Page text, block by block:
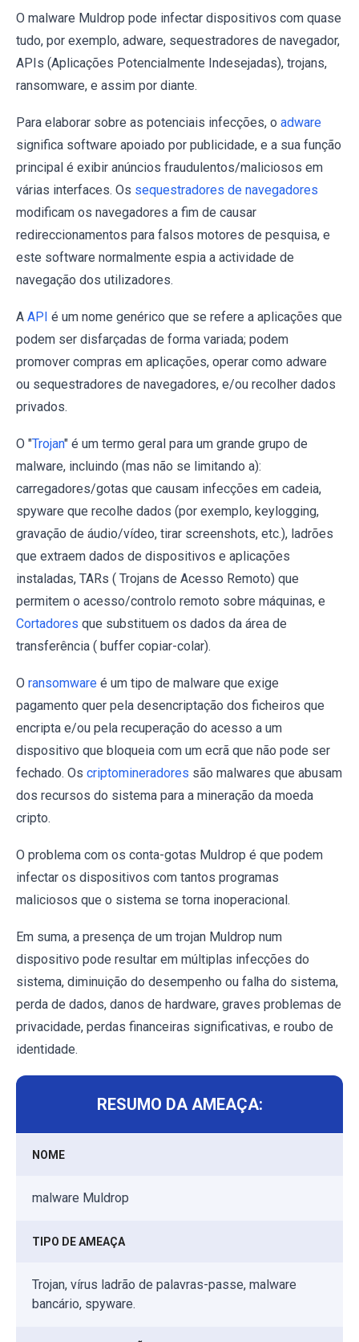
O malware Muldrop pode infectar dispositivos com quase
tudo, por exemplo, adware, sequestradores de navegador,
APIs (Aplicações Potencialmente Indesejadas), trojans,
ransomware, e assim por diante.
Para elaborar sobre as potenciais infecções, o adware
significa software apoiado por publicidade, e a sua função
principal é exibir anúncios fraudulentos/maliciosos em
várias interfaces. Os sequestradores de navegadores
modificam os navegadores a fim de causar
redireccionamentos para falsos motores de pesquisa, e
este software normalmente espia a actividade de
navegação dos utilizadores.
A API é um nome genérico que se refere a aplicações que
podem ser disfarçadas de forma variada; podem
promover compras em aplicações, operar como adware
ou sequestradores de navegadores, e/ou recolher dados
privados.
O "Trojan" é um termo geral para um grande grupo de
malware, incluindo (mas não se limitando a):
carregadores/gotas que causam infecções em cadeia,
spyware que recolhe dados (por exemplo, keylogging,
gravação de áudio/vídeo, tirar screenshots, etc.), ladrões
que extraem dados de dispositivos e aplicações
instaladas, TARs ( Trojans de Acesso Remoto) que
permitem o acesso/controlo remoto sobre máquinas, e
Cortadores que substituem os dados da área de
transferência ( buffer copiar-colar).
O ransomware é um tipo de malware que exige
pagamento quer pela desencriptação dos ficheiros que
encripta e/ou pela recuperação do acesso a um
dispositivo que bloqueia com um ecrã que não pode ser
fechado. Os criptomineradores são malwares que abusam
dos recursos do sistema para a mineração da moeda
cripto.
O problema com os conta-gotas Muldrop é que podem
infectar os dispositivos com tantos programas
maliciosos que o sistema se torna inoperacional.
Em suma, a presença de um trojan Muldrop num
dispositivo pode resultar em múltiplas infecções do
sistema, diminuição do desempenho ou falha do sistema,
perda de dados, danos de hardware, graves problemas de
privacidade, perdas financeiras significativas, e roubo de
identidade.
RESUMO DA AMEAÇA:
NOME
malware Muldrop
TIPO DE AMEAÇA
Trojan, vírus ladrão de palavras-passe, malware
bancário, spyware.